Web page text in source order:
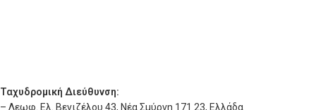
Ταχυδρομική Διεύθυνση:
– Λεωφ. Ελ. Βενιζέλου 43, Νέα Σμύρνη 171 23, Ελλάδα